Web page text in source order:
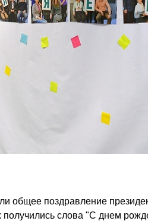
общее поздравление
получились слова "С днем